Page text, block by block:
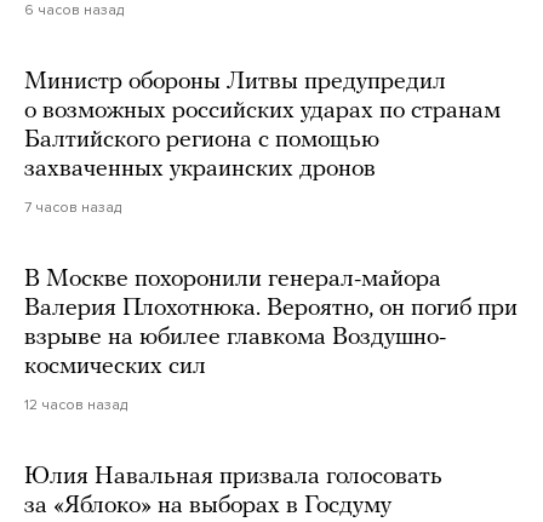
6 часов назад
Министр обороны Литвы предупредил
о возможных российских ударах по странам
Балтийского региона с помощью
захваченных украинских дронов
7 часов назад
В Москве похоронили генерал-майора
Валерия Плохотнюка. Вероятно, он погиб при
взрыве на юбилее главкома Воздушно-
космических сил
12 часов назад
Юлия Навальная призвала голосовать
за «Яблоко» на выборах в Госдуму